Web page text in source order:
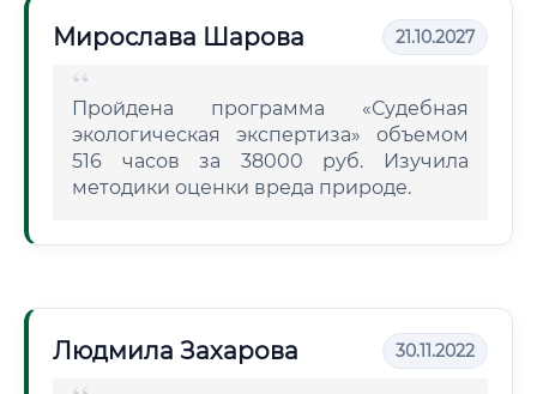
Мирослава Шарова 21.10.2027
Пройдена программа «Судебная
экологическая экспертиза» объемом
516 часов за 38000 руб. Изучила
методики оценки вреда природе.
Людмила Захарова 30.11.2022